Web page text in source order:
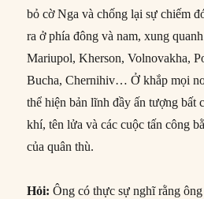
bỏ cờ Nga và chống lại sự chiếm
ra ở phía đông và nam, xung
Mariupol, Kherson, Volnovakha,
Bucha, Chernihiv… Ở khắp mọi
thể hiện bản lĩnh đầy ấn tượng bất
khí, tên lửa và các cuộc tấn công
của quân thù.
Hỏi: Ông có thực sự nghĩ rằng